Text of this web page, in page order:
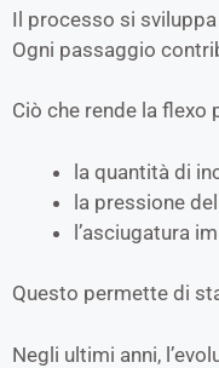
Il processo si
Ogni passaggio
Ciò che rende la
la quantità di
la pressione
l’asciugatura
Questo permette di
Negli ultimi anni,